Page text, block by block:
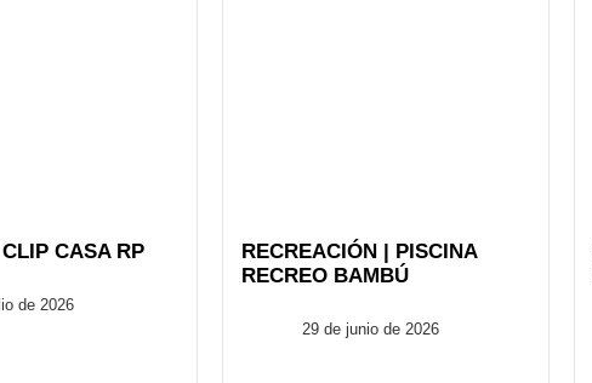
CASA RP
de 2026
RECREACIÓN | PISCINA
RECREO BAMBÚ
29 de junio de 2026